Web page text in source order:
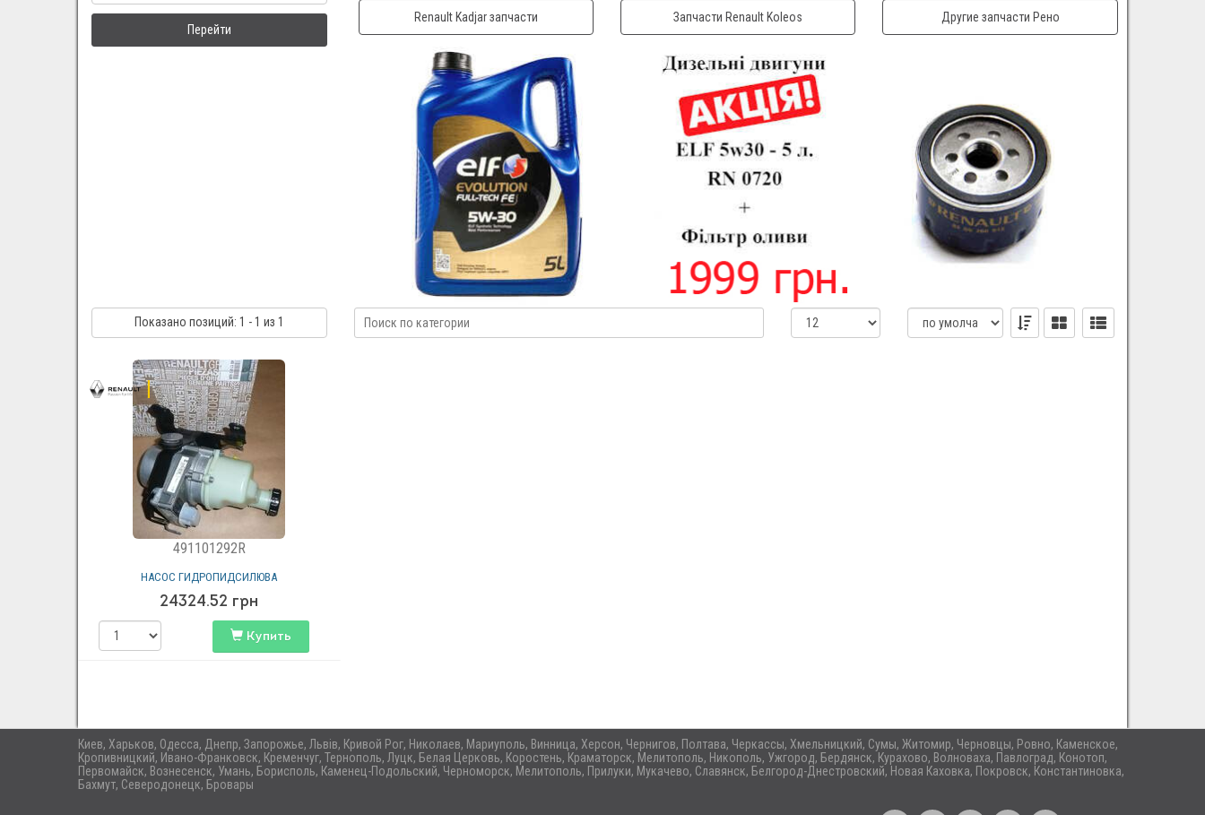
Перейти
Renault Kadjar запчасти Запчасти Renault Koleos Другие запчасти Рено
Показано позиций: 1 - 1 из 1
491101292R
НАСОС ГИДРОПИДСИЛЮВА
24324.52 грн
Купить
Киев, Харьков, Одесса, Днепр, Запорожье, Львів, Кривой Рог, Николаев, Мариуполь, Винница, Херсон, Чернигов, Полтава, Черкассы, Хмельницкий, Сумы, Житомир, Черновцы, Ровно, Каменское,
Кропивницкий, Ивано-Франковск, Кременчуг, Тернополь, Луцк, Белая Церковь, Коростень, Краматорск, Мелитополь, Никополь, Ужгород, Бердянск, Курахово, Волноваха, Павлоград, Конотоп,
Первомайск, Вознесенск, Умань, Борисполь, Каменец-Подольский, Черноморск, Мелитополь, Прилуки, Мукачево, Славянск, Белгород-Днестровский, Новая Каховка, Покровск, Константиновка,
Бахмут, Северодонецк, Бровары